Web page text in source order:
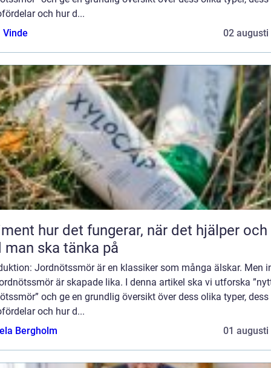
och hur d...
Vinde
02 augusti
när det hjälper och
man ska tänka på
Jordnötssmör är en klassiker som många älskar. Men
är skapade lika. I denna artikel ska vi utforska
och ge en grundlig översikt över dess olika typer, dess
och hur d...
Bergholm
01 augusti